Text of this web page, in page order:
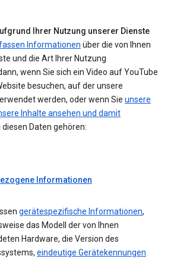
Ihrer Nutzung unserer Dienste
Informationen über die von Ihnen
und die Art Ihrer Nutzung
wenn Sie sich ein Video auf YouTube
besuchen, auf der unsere
werden, oder wenn Sie unsere
Inhalte ansehen und damit
diesen Daten gehören:
Informationen
gerätespezifische Informationen,
das Modell der von Ihnen
Hardware, die Version des
eindeutige Gerätekennungen